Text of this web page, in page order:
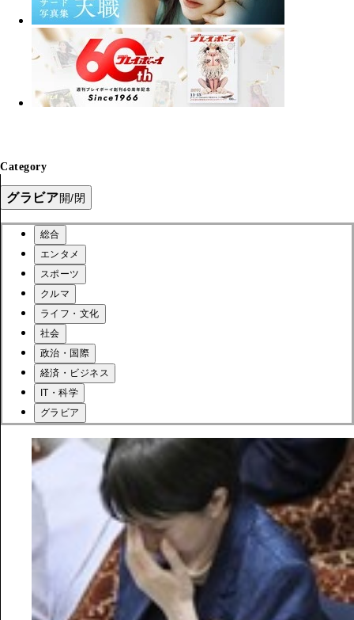
Category
グラビア開/閉
総合
エンタメ
スポーツ
クルマ
ライフ・文化
社会
政治・国際
経済・ビジネス
IT・科学
グラビア